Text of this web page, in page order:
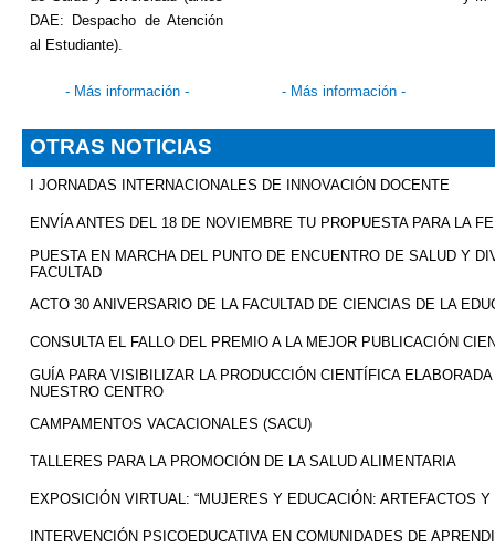
DAE: Despacho de Atención
al Estudiante).
- Más información- - Más información -
OTRAS NOTICIAS
I JORNADAS INTERNACIONALES DE INNOVACIÓN DOCENTE
ENVÍA ANTES DEL 18 DE NOVIEMBRE TU PROPUESTA PARA LA
PUESTA EN MARCHA DEL PUNTO DE ENCUENTRO DE SALUD Y
FACULTAD
ACTO 30 ANIVERSARIO DE LA FACULTAD DE CIENCIAS DE LA
CONSULTA EL FALLO DEL PREMIO A LA MEJOR PUBLICACIÓN
GUÍA PARA VISIBILIZAR LA PRODUCCIÓN CIENTÍFICA
NUESTRO CENTRO
CAMPAMENTOS VACACIONALES (SACU)
TALLERES PARA LA PROMOCIÓN DE LA SALUD ALIMENTARIA
EXPOSICIÓN VIRTUAL: “MUJERES Y EDUCACIÓN: ARTEFACTOS
INTERVENCIÓN PSICOEDUCATIVA EN COMUNIDADES DE